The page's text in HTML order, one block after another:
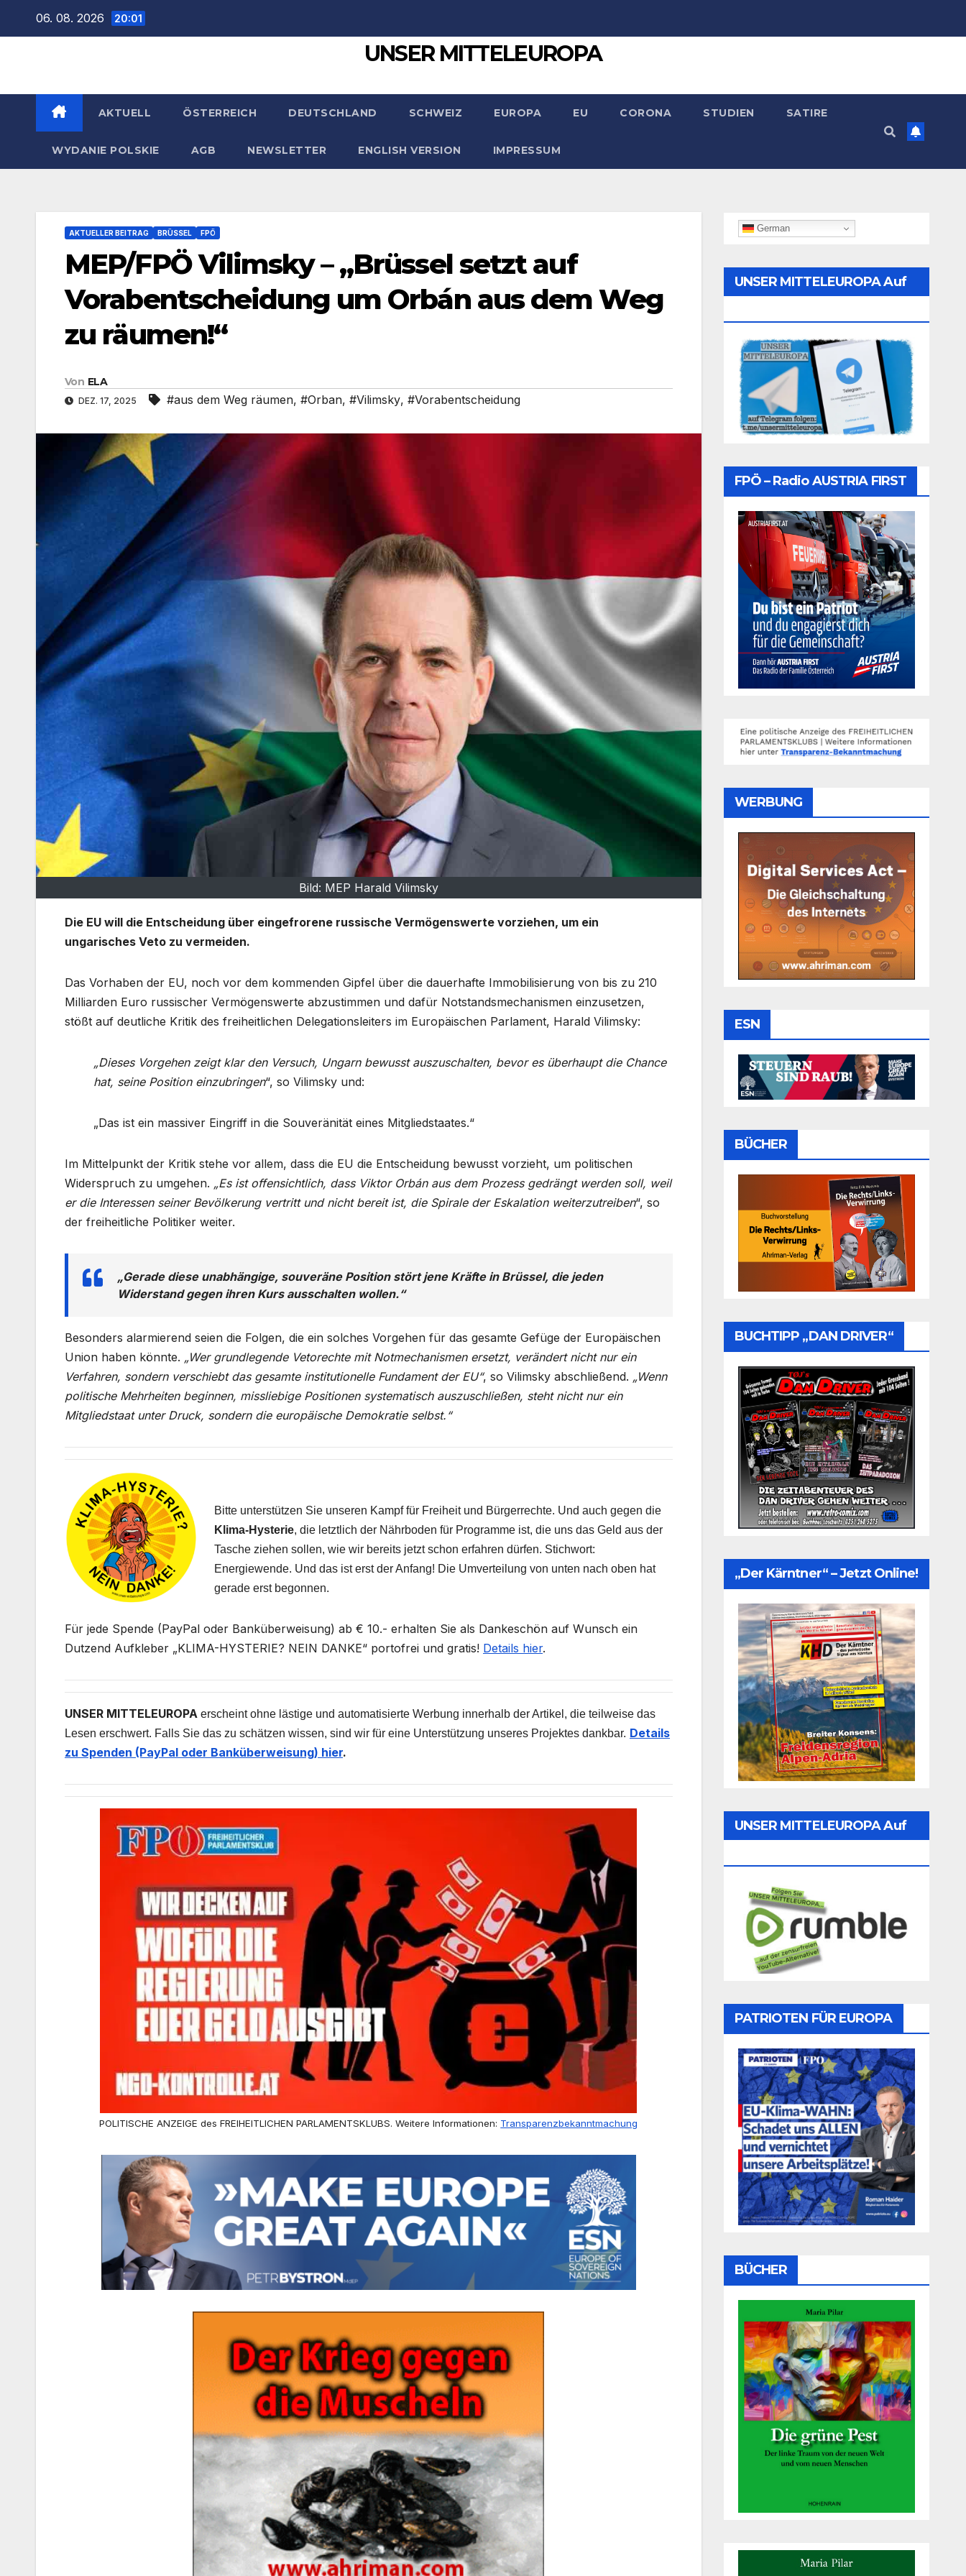
06. 08. 2026 20:01
UNSER MITTELEUROPA
AKTUELL ÖSTERREICH DEUTSCHLAND SCHWEIZ EUROPA EU CORONA STUDIEN SATIRE
WYDANIE POLSKIE AGB NEWSLETTER ENGLISH VERSION IMPRESSUM
AKTUELLER BEITRAG BRÜSSEL FPÖ
MEP/FPÖ Vilimsky – „Brüssel setzt auf
Vorabentscheidung um Orbán aus dem Weg
zu räumen!“
Von ELA
DEZ. 17, 2025 #aus dem Weg räumen, #Orban, #Vilimsky, #Vorabentscheidung
Bild: MEP Harald Vilimsky
Die EU will die Entscheidung über eingefrorene russische Vermögenswerte vorziehen, um ein
ungarisches Veto zu vermeiden.
Das Vorhaben der EU, noch vor dem kommenden Gipfel über die dauerhafte Immobilisierung von bis zu 210
Milliarden Euro russischer Vermögenswerte abzustimmen und dafür Notstandsmechanismen einzusetzen,
stößt auf deutliche Kritik des freiheitlichen Delegationsleiters im Europäischen Parlament, Harald Vilimsky:
„Dieses Vorgehen zeigt klar den Versuch, Ungarn bewusst auszuschalten, bevor es überhaupt die Chance
hat, seine Position einzubringen“, so Vilimsky und:
„Das ist ein massiver Eingriff in die Souveränität eines Mitgliedstaates.“
Im Mittelpunkt der Kritik stehe vor allem, dass die EU die Entscheidung bewusst vorzieht, um politischen
Widerspruch zu umgehen. „Es ist offensichtlich, dass Viktor Orbán aus dem Prozess gedrängt werden soll, weil
er die Interessen seiner Bevölkerung vertritt und nicht bereit ist, die Spirale der Eskalation weiterzutreiben“, so
der freiheitliche Politiker weiter.
„Gerade diese unabhängige, souveräne Position stört jene Kräfte in Brüssel, die jeden
Widerstand gegen ihren Kurs ausschalten wollen.“
Besonders alarmierend seien die Folgen, die ein solches Vorgehen für das gesamte Gefüge der Europäischen
Union haben könnte. „Wer grundlegende Vetorechte mit Notmechanismen ersetzt, verändert nicht nur ein
Verfahren, sondern verschiebt das gesamte institutionelle Fundament der EU“, so Vilimsky abschließend. „Wenn
politische Mehrheiten beginnen, missliebige Positionen systematisch auszuschließen, steht nicht nur ein
Mitgliedstaat unter Druck, sondern die europäische Demokratie selbst.“
Bitte unterstützen Sie unseren Kampf für Freiheit und Bürgerrechte. Und auch gegen die
Klima-Hysterie, die letztlich der Nährboden für Programme ist, die uns das Geld aus der
Tasche ziehen sollen, wie wir bereits jetzt schon erfahren dürfen. Stichwort:
Energiewende. Und das ist erst der Anfang! Die Umverteilung von unten nach oben hat
gerade erst begonnen.
Für jede Spende (PayPal oder Banküberweisung) ab € 10.- erhalten Sie als Dankeschön auf Wunsch ein
Dutzend Aufkleber „KLIMA-HYSTERIE? NEIN DANKE“ portofrei und gratis! Details hier.
UNSER MITTELEUROPA erscheint ohne lästige und automatisierte Werbung innerhalb der Artikel, die teilweise das
Lesen erschwert. Falls Sie das zu schätzen wissen, sind wir für eine Unterstützung unseres Projektes dankbar. Details
zu Spenden (PayPal oder Banküberweisung) hier.
POLITISCHE ANZEIGE des FREIHEITLICHEN PARLAMENTSKLUBS. Weitere Informationen: Transparenzbekanntmachung
German
UNSER MITTELEUROPA Auf
FPÖ – Radio AUSTRIA FIRST
WERBUNG
ESN
BÜCHER
BUCHTIPP „DAN DRIVER“
„Der Kärntner“ – Jetzt Online!
UNSER MITTELEUROPA Auf
PATRIOTEN FÜR EUROPA
BÜCHER